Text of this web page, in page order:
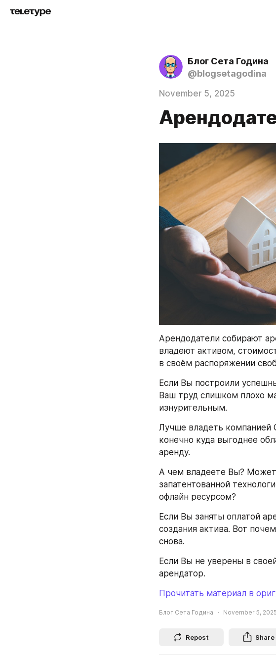
Блог Сета Година
@blogsetagodina
November 5, 2025
Арендодатели собирают
владеют активом,
в своём распоряжении
Если Вы построили
Ваш труд слишком плохо
изнурительным.
Лучше владеть компанией
конечно куда выгоднее
аренду.
А чем владеете Вы?
запатентованной
офлайн ресурсом?
Если Вы заняты оплатой
создания актива. Вот
снова.
Если Вы не уверены в
арендатор.
Прочитать материал в
Блог Сета Година November 5,
Repost Share